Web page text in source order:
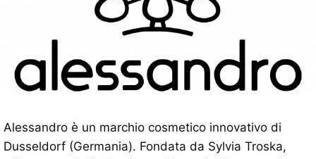
Alessandro è un marchio cosmetico innovativo di
Dusseldorf (Germania). Fondata da Sylvia Troska,